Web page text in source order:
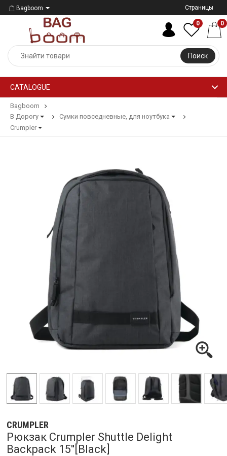
Bagboom Страницы
Поиск
0 0
CATALOGUE
Bagboom
В Дорогу
Сумки повседневные, для ноутбука
Crumpler
CRUMPLER
Рюкзак Crumpler Shuttle Delight
Backpack 15''[Black]